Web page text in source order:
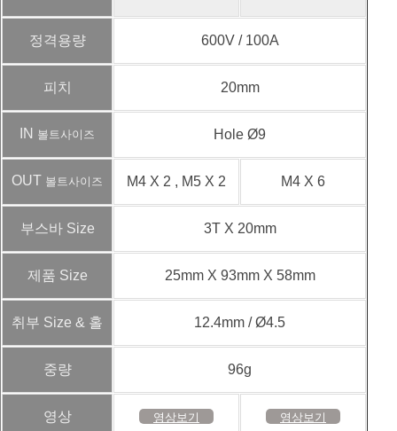
정격용량 600V / 100A
피치 20mm
IN 볼트사이즈 Hole Ø9
OUT 볼트사이즈 M4 X 2 , M5 X 2 M4 X 6
부스바 Size 3T X 20mm
제품 Size 25mm X 93mm X 58mm
취부 Size & 홀 12.4mm / Ø4.5
중량 96g
영상 영상보기 영상보기